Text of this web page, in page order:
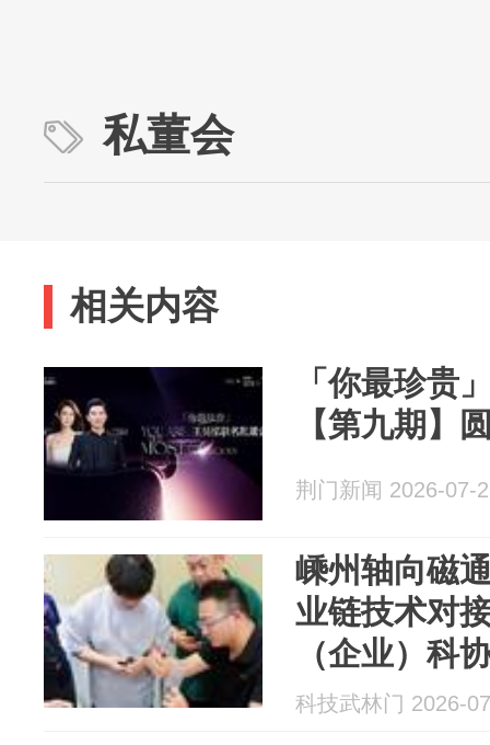
私董会
相关内容
「你最珍贵
【第九期】
荆门新闻 2026-07-
嵊州轴向磁
业链技术对
（企业）科
科技武林门 2026-